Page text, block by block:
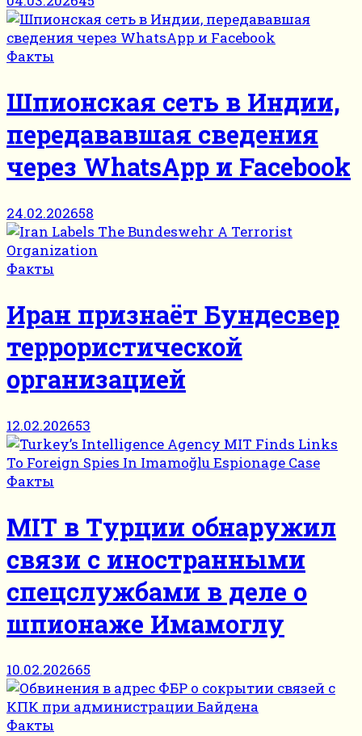
Факты
Шпионская сеть в Индии,
передававшая сведения
через WhatsApp и Facebook
24.02.202658
Факты
Иран признаёт Бундесвер
террористической
организацией
12.02.202653
Факты
MIT в Турции обнаружил
связи с иностранными
спецслужбами в деле о
шпионаже Имамоглу
10.02.202665
Факты